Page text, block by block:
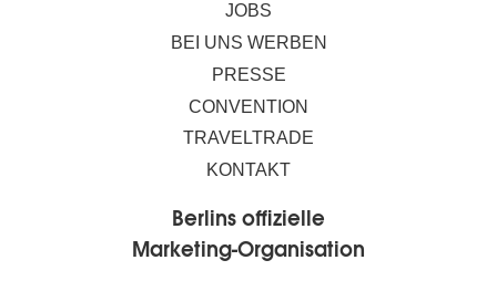
JOBS
BEI UNS WERBEN
PRESSE
CONVENTION
TRAVELTRADE
KONTAKT
Berlins offizielle
Marketing-Organisation